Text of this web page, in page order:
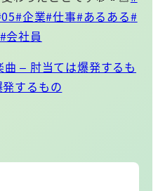
#企業#仕事#あるある#
#会社員
– 肘当ては爆発するも
するもの